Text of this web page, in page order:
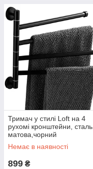
Тримач у стилі Loft на 4
рухомі кронштейни, сталь,
матова,чорний
Немає в наявності
899 ₴